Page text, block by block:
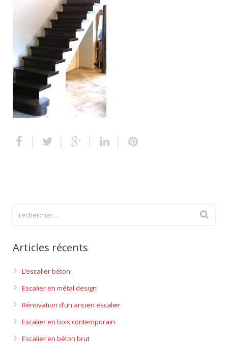
Escalier extérieur
Finitions pour escalier
Articles récents
L’escalier béton
Escalier en métal design
Rénovation d’un ancien escalier
Escalier en bois contemporain
Escalier en béton brut